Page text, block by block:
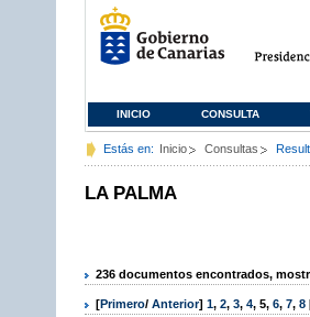
INICIO CONSULTA
Estás en: Inicio Consultas
LA PALMA
236 documentos encontrados,
[Primero/ Anterior] 1, 2, 3, 4, 5, 6, 7, 8